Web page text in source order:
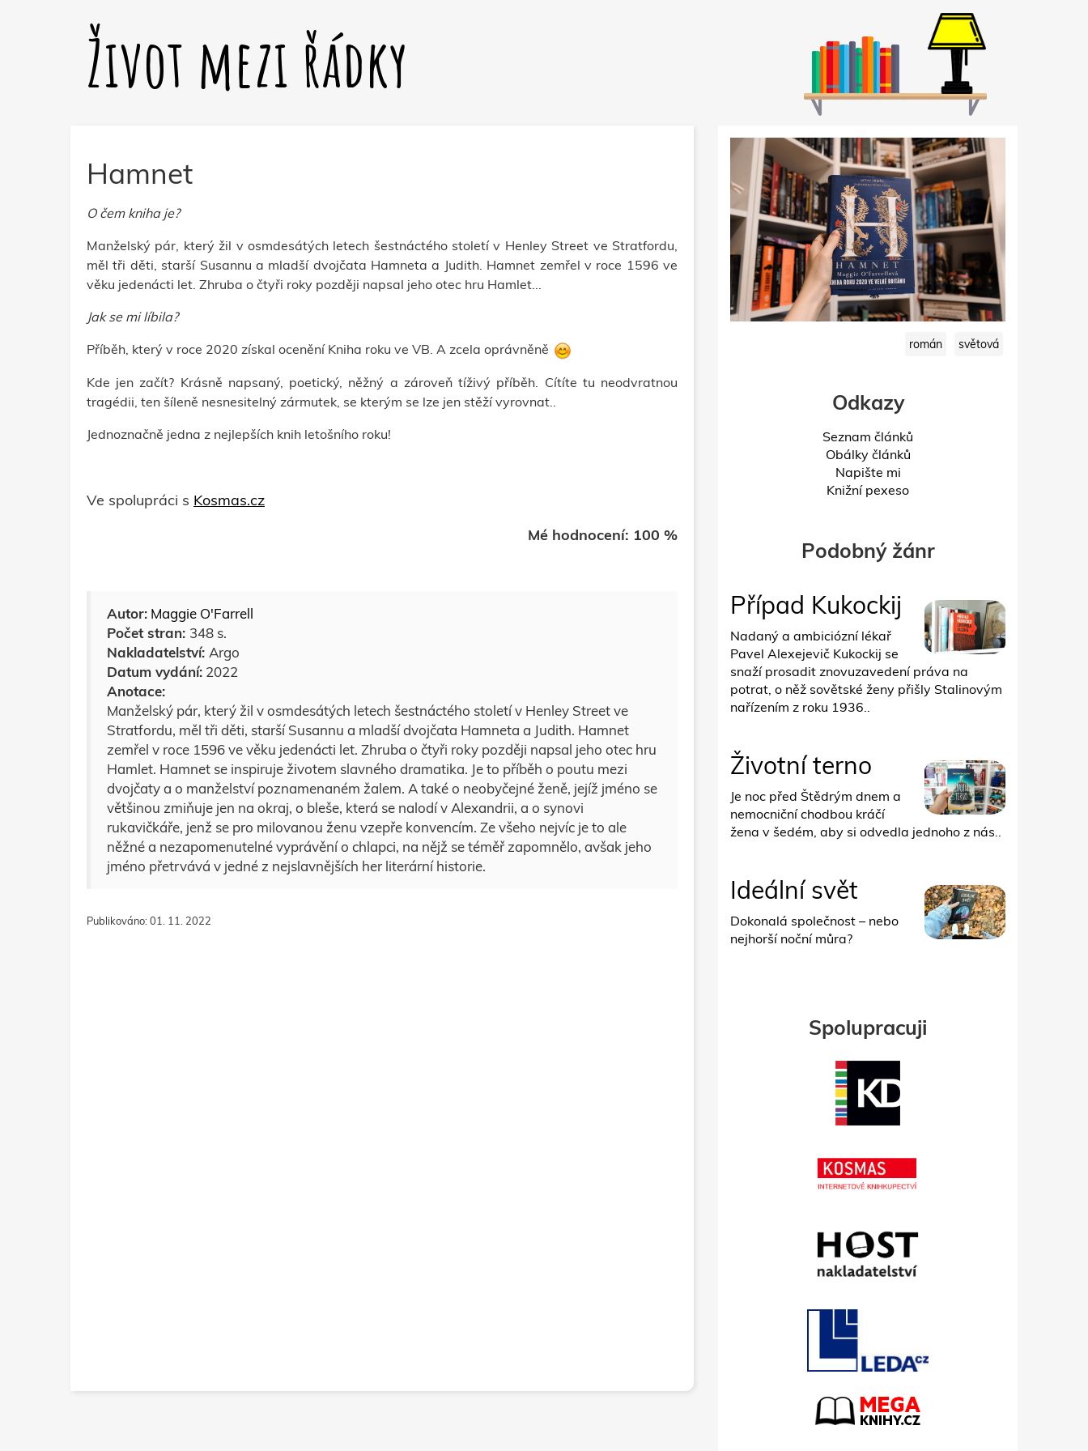
Život mezi řádky
Hamnet
O čem kniha je?
Manželský pár, který žil v osmdesátých letech šestnáctého století v Henley Street ve Stratfordu,
měl tři děti, starší Susannu a mladší dvojčata Hamneta a Judith. Hamnet zemřel v roce 1596 ve
věku jedenácti let. Zhruba o čtyři roky později napsal jeho otec hru Hamlet...
Jak se mi líbila?
Příběh, který v roce 2020 získal ocenění Kniha roku ve VB. A zcela oprávněně
Kde jen začít? Krásně napsaný, poetický, něžný a zároveň tíživý příběh. Cítíte tu neodvratnou
tragédii, ten šíleně nesnesitelný zármutek, se kterým se lze jen stěží vyrovnat..
Jednoznačně jedna z nejlepších knih letošního roku!
Ve spolupráci s Kosmas.cz
Mé hodnocení: 100 %
Autor: Maggie O'Farrell
Počet stran: 348 s.
Nakladatelství: Argo
Datum vydání: 2022
Anotace:
Manželský pár, který žil v osmdesátých letech šestnáctého století v Henley Street ve
Stratfordu, měl tři děti, starší Susannu a mladší dvojčata Hamneta a Judith. Hamnet
zemřel v roce 1596 ve věku jedenácti let. Zhruba o čtyři roky později napsal jeho otec hru
Hamlet. Hamnet se inspiruje životem slavného dramatika. Je to příběh o poutu mezi
dvojčaty a o manželství poznamenaném žalem. A také o neobyčejné ženě, jejíž jméno se
většinou zmiňuje jen na okraj, o bleše, která se nalodí v Alexandrii, a o synovi
rukavičkáře, jenž se pro milovanou ženu vzepře konvencím. Ze všeho nejvíc je to ale
něžné a nezapomenutelné vyprávění o chlapci, na nějž se téměř zapomnělo, avšak jeho
jméno přetrvává v jedné z nejslavnějších her literární historie.
Publikováno: 01. 11. 2022
román světová
Odkazy
Seznam článků
Obálky článků
Napište mi
Knižní pexeso
Podobný žánr
Případ Kukockij
Nadaný a ambiciózní lékař
Pavel Alexejevič Kukockij se
snaží prosadit znovuzavedení práva na
potrat, o něž sovětské ženy přišly Stalinovým
nařízením z roku 1936..
Životní terno
Je noc před Štědrým dnem a
nemocniční chodbou kráčí
žena v šedém, aby si odvedla jednoho z nás..
Ideální svět
Dokonalá společnost – nebo
nejhorší noční můra?
Spolupracuji